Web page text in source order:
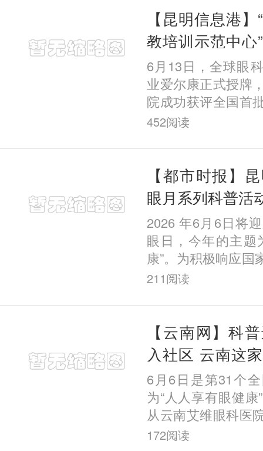
【昆明信息港
教培训示范中心
眼科 助力考生
通关视力体检
6月13日，全球眼
业爱尔康正式授牌
院成功获评全国首
塑全国带教培训示
个性
452阅读
【都市时报】
眼月系列科普活
2026 年6月6日将
眼日，今年的主题
康”。为积极响应国
号召，强化眼病防
昆明
211阅读
【云南网】科
入社区 云南这
月公益行动
6月6日是第31个
为“人人享有眼健
从云南艾维眼科医
昆明市委会直属经
172阅读